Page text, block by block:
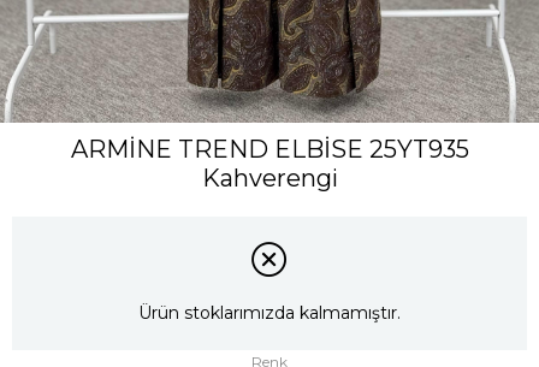
ARMİNE TREND ELBİSE 25YT935
Kahverengi
Ürün stoklarımızda kalmamıştır.
Renk